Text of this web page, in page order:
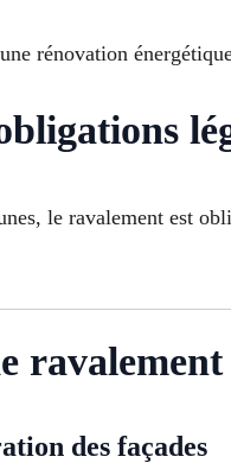
rénovation
le ravalement est
des façades